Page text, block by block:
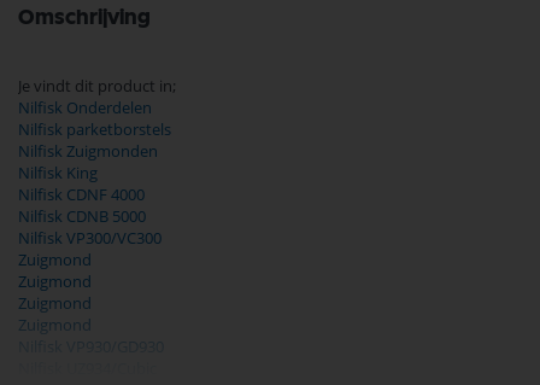
Omschrijving
Je vindt dit product in;
Nilfisk Onderdelen
Nilfisk parketborstels
Nilfisk Zuigmonden
Nilfisk King
Nilfisk CDNF 4000
Nilfisk CDNB 5000
Nilfisk VP300/VC300
Zuigmond
Zuigmond
Zuigmond
Zuigmond